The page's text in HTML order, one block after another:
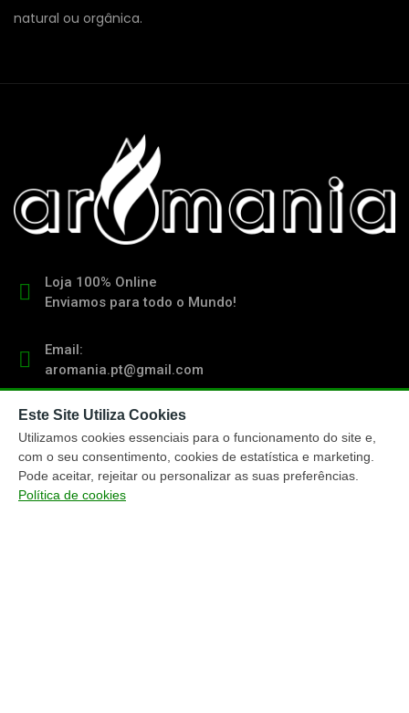
natural ou orgânica.
Loja 100% Online
Enviamos para todo o Mundo!
Email:
aromania.pt@gmail.com
Contacto:
(+351) 919 103 011
chamada para rede móvel nacional
Este Site Utiliza Cookies
Utilizamos cookies essenciais para o funcionamento do site e,
com o seu consentimento, cookies de estatística e marketing.
Pode aceitar, rejeitar ou personalizar as suas preferências.
Política de cookies